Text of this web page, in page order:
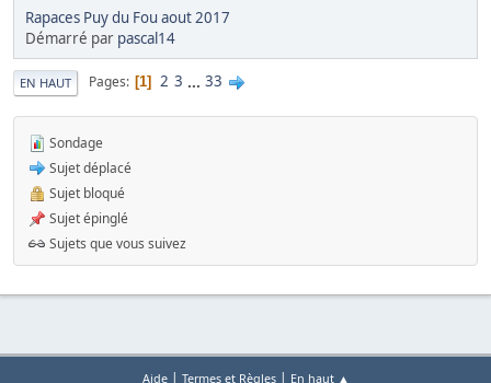
Rapaces Puy du Fou aout 2017
Démarré par pascal14
EN HAUT Pages 1 2 3 ... 33
Sondage
Sujet déplacé
Sujet bloqué
Sujet épinglé
Sujets que vous suivez
Aide| Termes et Règles| En haut ▲